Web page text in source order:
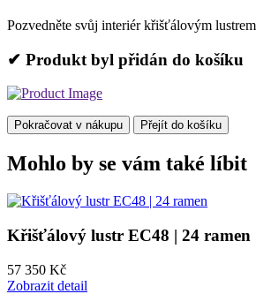
Pozvedněte svůj interiér křišťálovým
✔ Produkt byl přidán do košíku
Pokračovat v nákupu Přejít do košíku
Mohlo by se vám také líbit
Křišťálový lustr EC48 | 24 ramen
57 350 Kč
Zobrazit detail